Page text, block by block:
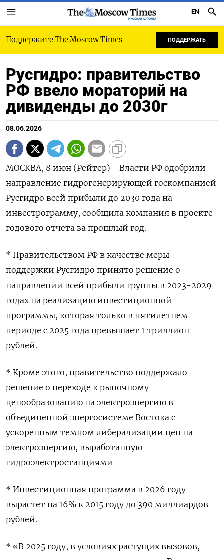
РУССКАЯ СЛУЖБА
EN
Поддержите The Moscow Times ПОДДЕРЖАТЬ
Русгидро: правительство
РФ ввело мораторий на
дивиденды до 2030г
08.06.2026
МОСКВА, 8 июн (Рейтер) - Власти РФ одобрили
направление гидрогенерирующей госкомпанией
Русгидро всей прибыли до 2030 года на
инвестрограмму, сообщила компания в ‌проекте
годового отчета за прошлый год.
* Правительством РФ в качестве меры
поддержки Русгидро принято решение о
направлении всей прибыли группы ​в 2023-2029
годах на ​реализацию инвестиционной ​
программы, которая ⁠только в пятилетнем
периоде с 2025 ‌года превышает 1 триллион
рублей.
* ‌Кроме этого, правительство поддержало
решение о переходе к рыночному
ценообразованию ​на электроэнергию в
объединенной энергосистеме Востока с
ускоренным ‌темпом либерализации цен на
электроэнергию, выработанную
гидроэлектростанциями
* Инвестиционная ​программа в 2026 году
вырастет на 16% к 2015 ‌году до 390 миллиардов
рублей.
* «В 2025 году, в условиях растущих вызовов,